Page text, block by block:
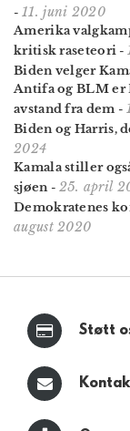
- 11. juni 2020
Amerika
kritisk raseteori -
Biden velger
Antifa og BLM er
avstand fra dem -
Biden og Harris,
2024
Kamala stiller
sjøen- 25. april
Demokratenes
august 2020
Støtt